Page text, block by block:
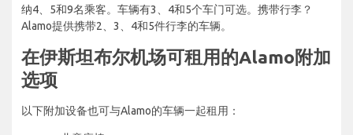
纳4、5和9名乘客。车辆有3、4和5个车门可选。携带行李？
Alamo提供携带2、3、4和5件行李的车辆。
在伊斯坦布尔机场可租用的Alamo附加
选项
以下附加设备也可与Alamo的车辆一起租用：